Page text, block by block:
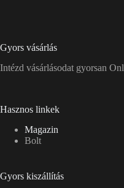
Gyors vásárlás
Intézd vásárlásodat gyorsan
Hasznos linkek
Magazin
Bolt
Gyors kiszállítás